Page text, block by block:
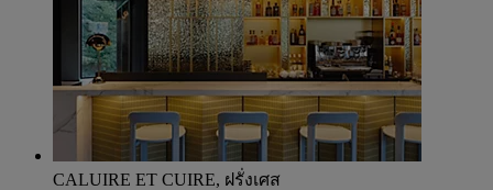
CALUIRE ET CUIRE, ฝรั่งเศส